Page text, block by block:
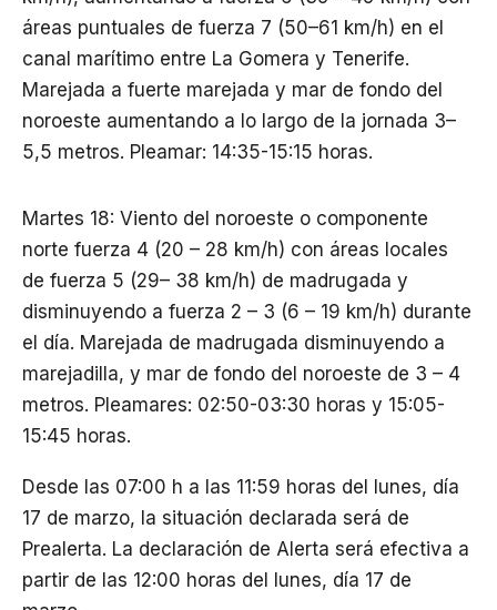
áreas puntuales de fuerza 7 (50–61 km/h) en el
canal marítimo entre La Gomera y Tenerife.
Marejada a fuerte marejada y mar de fondo del
noroeste aumentando a lo largo de la jornada 3–
5,5 metros. Pleamar: 14:35-15:15 horas.
Martes 18: Viento del noroeste o componente
norte fuerza 4 (20 – 28 km/h) con áreas locales
de fuerza 5 (29– 38 km/h) de madrugada y
disminuyendo a fuerza 2 – 3 (6 – 19 km/h) durante
el día. Marejada de madrugada disminuyendo a
marejadilla, y mar de fondo del noroeste de 3 – 4
metros. Pleamares: 02:50-03:30 horas y 15:05-
15:45 horas.
Desde las 07:00 h a las 11:59 horas del lunes, día
17 de marzo, la situación declarada será de
Prealerta. La declaración de Alerta será efectiva a
partir de las 12:00 horas del lunes, día 17 de